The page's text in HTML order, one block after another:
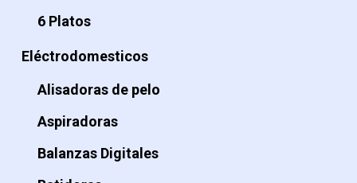
6 Platos
Eléctrodomesticos
Alisadoras de pelo
Aspiradoras
Balanzas Digitales